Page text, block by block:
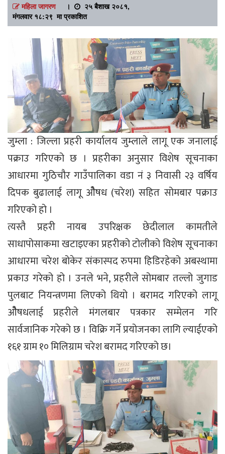
महिला जागरण।
२५ बैशाख २०८१,
मंगलवार १८:२९ मा प्रकाशित
जुम्ला : जिल्ला प्रहरी कार्यालय जुम्लाले लागू एक जनालाई
पक्राउ गरिएको छ । प्रहरीका अनुसार विशेष सूचनाका
आधारमा गुठिचौर गाउँपालिका वडा नं ३ निवासी २३ वर्षिय
दिपक बुढालाई लागू ओैषध (चरेश) सहित सोमबार पक्राउ
गरिएको हो ।
त्यस्तै प्रहरी नायब उपरिक्षक छेदीलाल कामतीले
साधापोसाकमा खटाइएका प्रहरीको टोलीको विशेष सूचनाका
आधारमा चरेश बोकेर संकास्पद रुपमा हिडिरहेको अबस्थामा
प्रकाउ गरेको हो । उनले भने, प्रहरीले सोमबार तल्लो जुगाड
पुलबाट नियन्त्रणमा लिएको थियो । बरामद गरिएको लागू
ओैषधलाई प्रहरीले मंगलबार पत्रकार सम्मेलन गरि
सार्वजानिक गरेको छ । विक्रि गर्ने प्रयोजनका लागि ल्याईएको
१६१ ग्राम १० मिलिग्राम चरेश बरामद गरिएको छ।